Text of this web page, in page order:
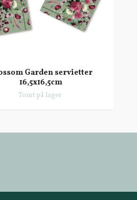
Garden servietter
16,5x16,5cm
Tomt på lager